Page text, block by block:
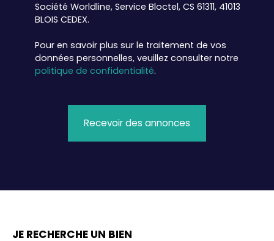
Société Worldline, Service Bloctel, CS 61311, 41013
BLOIS CEDEX.
Pour en savoir plus sur le traitement de vos
données personnelles, veuillez consulter notre
politique de confidentialité.
Recevoir des annonces
JE RECHERCHE UN BIEN